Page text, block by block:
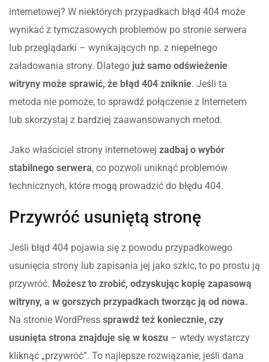
internetowej? W niektórych przypadkach błąd 404 może
wynikać z tymczasowych problemów po stronie serwera
lub przeglądarki – wynikających np. z niepełnego
załadowania strony. Dlatego już samo odświeżenie
witryny może sprawić, że błąd 404 zniknie. Jeśli ta
metoda nie pomoże, to sprawdź połączenie z Internetem
lub skorzystaj z bardziej zaawansowanych metod.
Jako właściciel strony internetowej zadbaj o wybór
stabilnego serwera, co pozwoli uniknąć problemów
technicznych, które mogą prowadzić do błędu 404.
Przywróć usuniętą stronę
Jeśli błąd 404 pojawia się z powodu przypadkowego
usunięcia strony lub zapisania jej jako szkic, to po prostu ją
przywróć. Możesz to zrobić, odzyskując kopię zapasową
witryny, a w gorszych przypadkach tworząc ją od nowa.
Na stronie WordPress sprawdź też koniecznie, czy
usunięta strona znajduje się w koszu – wtedy wystarczy
kliknąć „przywróć”. To najlepsze rozwiązanie, jeśli dana